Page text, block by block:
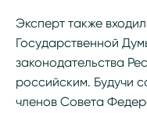
Эксперт также
Государственной
законодательства
российским. Будучи
членов Совета